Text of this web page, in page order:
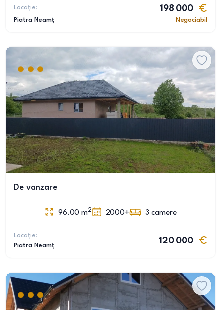
Locație:
Piatra Neamț
198 000
Negociabil
De vanzare
96.00 m2 2000+ 3 camere
Locație:
Piatra Neamț
120 000